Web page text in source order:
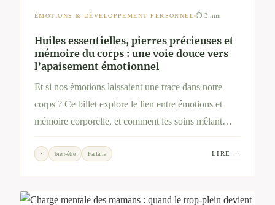
ÉMOTIONS & DÉVELOPPEMENT PERSONNEL ⏱ 3 min
Huiles essentielles, pierres précieuses et
mémoire du corps : une voie douce vers
l’apaisement émotionnel
Et si nos émotions laissaient une trace dans notre
corps ? Ce billet explore le lien entre émotions et
mémoire corporelle, et comment les soins mêlant
huiles essentielles et pierres précieuses peuvent
accompagner une libération intérieure tout en
douceur.
• bien-être Farfalla LIRE →